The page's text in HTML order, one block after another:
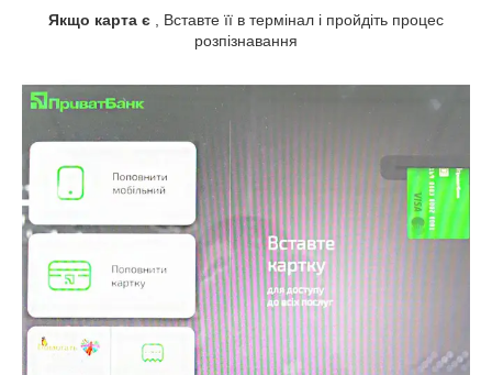
Якщо карта є
, Вставте її в термінал і пройдіть процес
розпізнавання